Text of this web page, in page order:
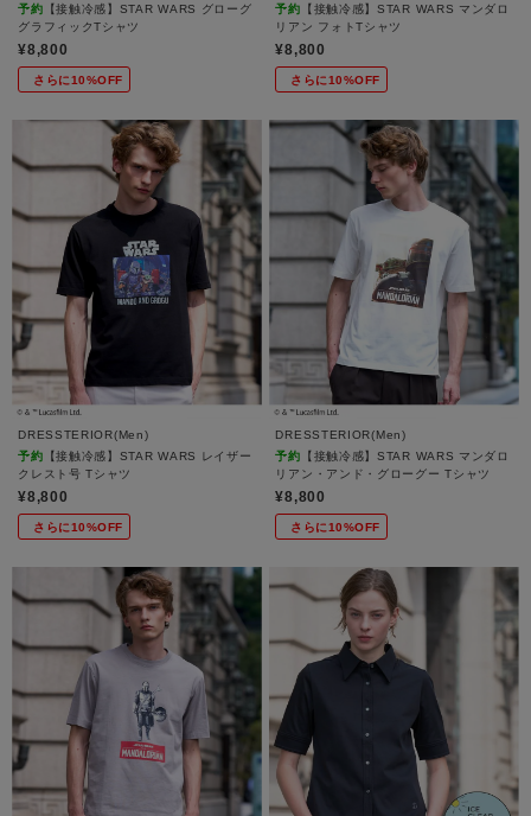
予約 【接触冷感】STAR WARS グローグ
グラフィックTシャツ
¥8,800
さらに10%OFF
予約 【接触冷感】STAR WARS マンダロ
リアン フォトTシャツ
¥8,800
さらに10%OFF
DRESSTERIOR(Men)
予約 【接触冷感】STAR WARS レイザー
クレスト号 Tシャツ
¥8,800
さらに10%OFF
DRESSTERIOR(Men)
予約 【接触冷感】STAR WARS マンダロ
リアン・アンド・グローグー Tシャツ
¥8,800
さらに10%OFF